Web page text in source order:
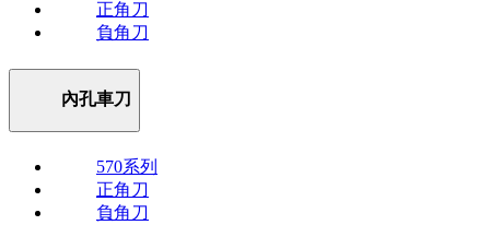
正角刀
負角刀
內孔車刀
570系列
正角刀
負角刀